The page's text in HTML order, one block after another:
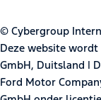
© Cybergroup
Deze website wordt
GmbH, Duitsland |
Ford Motor